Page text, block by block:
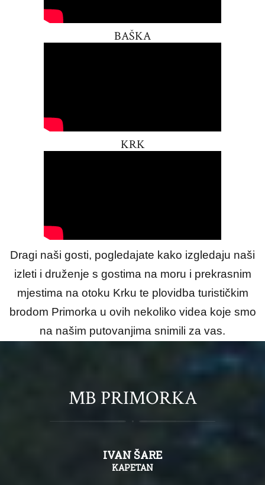
BAŠKA
KRK
Dragi naši gosti, pogledajate kako izgledaju naši
izleti i druženje s gostima na moru i prekrasnim
mjestima na otoku Krku te plovidba turističkim
brodom Primorka u ovih nekoliko videa koje smo
na našim putovanjima snimili za vas.
MB PRIMORKA
IVAN ŠARE
KAPETAN